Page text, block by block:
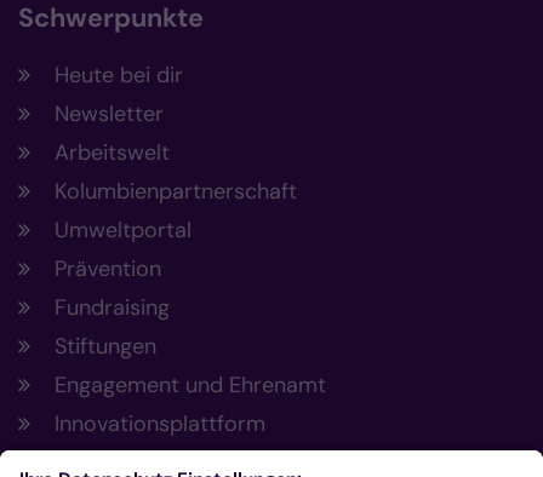
Schwerpunkte
Heute bei dir
Newsletter
Arbeitswelt
Kolumbienpartnerschaft
Umweltportal
Prävention
Fundraising
Stiftungen
Engagement und Ehrenamt
Innovationsplattform